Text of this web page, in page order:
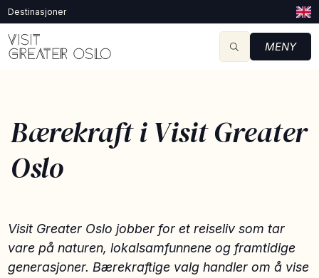
Destinasjoner
MENY
Bærekraft i Visit Greater
Oslo
Visit Greater Oslo jobber for et reiseliv som tar
vare på naturen, lokalsamfunnene og framtidige
generasjoner. Bærekraftige valg handler om å vise